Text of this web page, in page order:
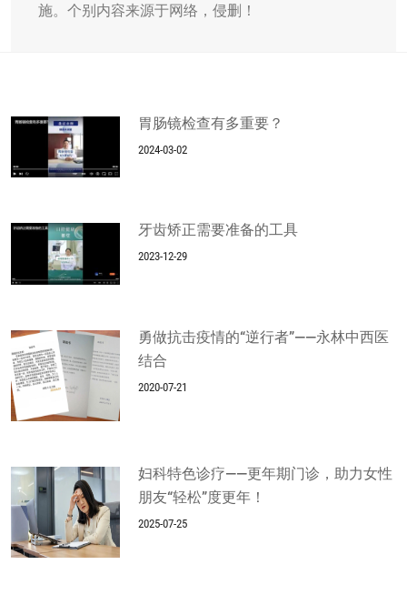
施。个别内容来源于网络，侵删！
胃肠镜检查有多重要？
2024-03-02
牙齿矫正需要准备的工具
2023-12-29
勇做抗击疫情的“逆行者”——永林中西医
结合
2020-07-21
妇科特色诊疗——更年期门诊，助力女性
朋友“轻松”度更年！
2025-07-25